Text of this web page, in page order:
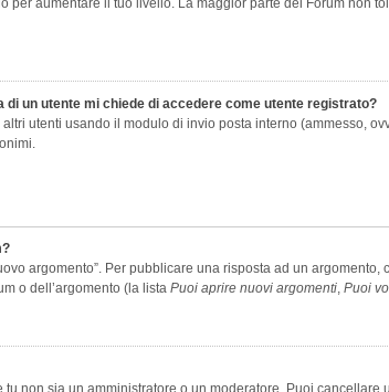
aumentare il tuo livello. La maggior parte dei Forum non
un utente mi chiede di accedere come utente registrato?
utenti usando il modulo di invio posta interno (ammesso,
argomento”. Per pubblicare una risposta ad un
o dell’argomento (la lista Puoi aprire nuovi argomenti, Puoi
non sia un amministratore o un moderatore. Puoi